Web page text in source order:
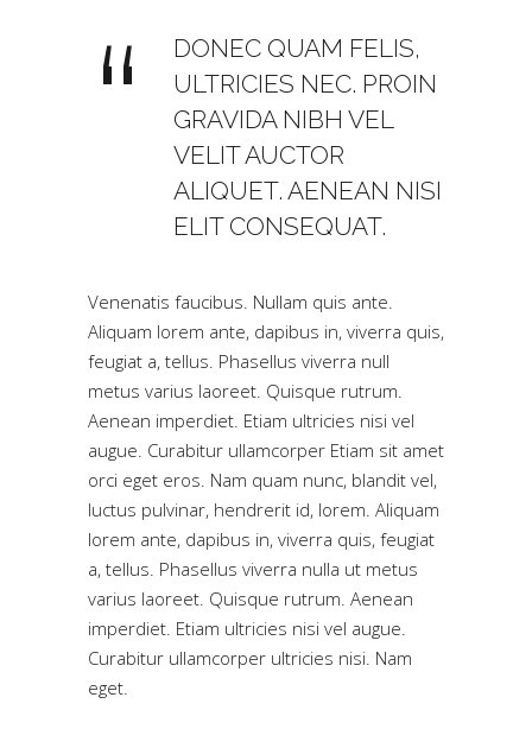
DONEC QUAM FELIS,
ULTRICIES NEC. PROIN
GRAVIDA NIBH VEL
VELIT AUCTOR
ALIQUET. AENEAN NISI
ELIT CONSEQUAT.
Venenatis faucibus. Nullam quis ante.
Aliquam lorem ante, dapibus in, viverra quis,
feugiat a, tellus. Phasellus viverra null
metus varius laoreet. Quisque rutrum.
Aenean imperdiet. Etiam ultricies nisi vel
augue. Curabitur ullamcorper Etiam sit amet
orci eget eros. Nam quam nunc, blandit vel,
luctus pulvinar, hendrerit id, lorem. Aliquam
lorem ante, dapibus in, viverra quis, feugiat
a, tellus. Phasellus viverra nulla ut metus
varius laoreet. Quisque rutrum. Aenean
imperdiet. Etiam ultricies nisi vel augue.
Curabitur ullamcorper ultricies nisi. Nam
eget.